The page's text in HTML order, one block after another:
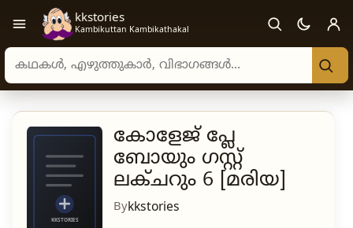
Open navigation menu
kkstories
Kambikuttan Kambikathakal
Search stories, authors, and categories
കോളേജ് പ്ലേ
ബോയും ഗസ്റ്റ്
ലക്ചറും 6 [മരിയ]
Bykkstories